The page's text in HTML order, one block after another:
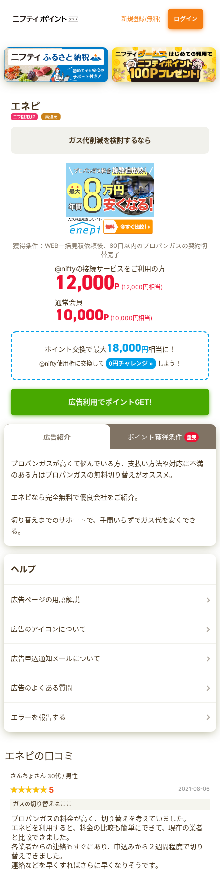
新規登録(無料) ログイン
dカード GOLD 三井住友カード ゴールド（NL）（家族カード発行）
【実質初月無料】DMM | Disney+(ディズニープラス) セットプラン
SBI証券 確定拠出年金（iDeCo）
エネピ
ガス代削減を検討するなら
獲得条件：WEB一括見積依頼後、60日以内のプロパンガスの契約切
替完了
@niftyの接続サービスをご利用の方
12,000P (12,000円相当)
通常会員
10,000P (10,000円相当)
ポイント交換で最大18,000円相当に！
@nifty使用権に交換して 0円チャレンジ » しよう！
広告利用でポイントGET!
広告紹介 ポイント獲得条件 重要
プロパンガスが高くて悩んでいる方、支払い方法や対応に不満
のある方はプロパンガスの無料切り替えがオススメ。
エネピなら完全無料で優良会社をご紹介。
切り替えまでのサポートで、手間いらずでガス代を安くでき
る。
ヘルプ
広告ページの用語解説
広告のアイコンについて
広告申込通知メールについて
広告のよくある質問
エラーを報告する
エネピの口コミ
さんちょさん 30代 / 男性
5 2021-08-06
ガスの切り替えはここ
プロパンガスの料金が高く、切り替えを考えていました。
エネピを利用すると、料金の比較も簡単にできて、現在の業者
と比較できました。
各業者からの連絡もすぐにあり、申込みから２週間程度で切り
替えできました。
連絡などを早くすればさらに早くなりそうです。